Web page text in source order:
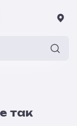
так